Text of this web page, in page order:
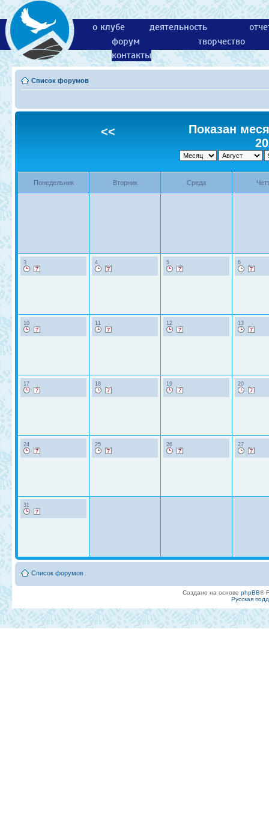
о клубе деятельность
форум
творчество
контакты
Список форумов
<<
Показан
Понедельник Вторник Среда
3 4 5 6
10 11 12 13
17 18 19 20
24 25 26 27
31
Список форумов
Создано на основе phpBB®
Русская